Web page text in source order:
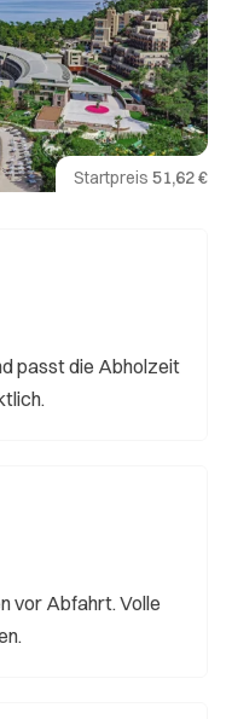
Startpreis 51,62 €
passt die Abholzeit
vor Abfahrt. Volle